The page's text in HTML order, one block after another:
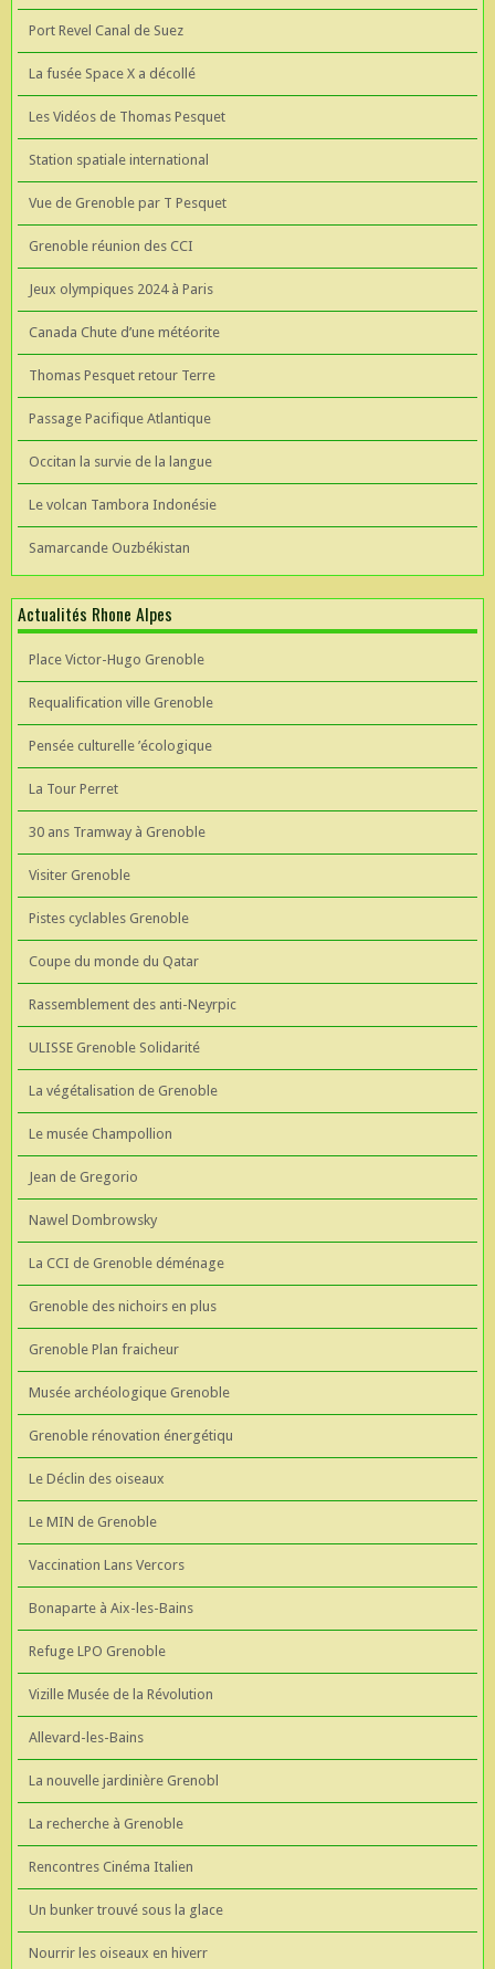
Port Revel Canal de Suez
La fusée Space X a décollé
Les Vidéos de Thomas Pesquet
Station spatiale international
Vue de Grenoble par T Pesquet
Grenoble réunion des CCI
Jeux olympiques 2024 à Paris
Canada Chute d’une météorite
Thomas Pesquet retour Terre
Passage Pacifique Atlantique
Occitan la survie de la langue
Le volcan Tambora Indonésie
Samarcande Ouzbékistan
Actualités Rhone Alpes
Place Victor-Hugo Grenoble
Requalification ville Grenoble
Pensée culturelle ’écologique
La Tour Perret
30 ans Tramway à Grenoble
Visiter Grenoble
Pistes cyclables Grenoble
Coupe du monde du Qatar
Rassemblement des anti-Neyrpic
ULISSE Grenoble Solidarité
La végétalisation de Grenoble
Le musée Champollion
Jean de Gregorio
Nawel Dombrowsky
La CCI de Grenoble déménage
Grenoble des nichoirs en plus
Grenoble Plan fraicheur
Musée archéologique Grenoble
Grenoble rénovation énergétiqu
Le Déclin des oiseaux
Le MIN de Grenoble
Vaccination Lans Vercors
Bonaparte à Aix-les-Bains
Refuge LPO Grenoble
Vizille Musée de la Révolution
Allevard-les-Bains
La nouvelle jardinière Grenobl
La recherche à Grenoble
Rencontres Cinéma Italien
Un bunker trouvé sous la glace
Nourrir les oiseaux en hiverr